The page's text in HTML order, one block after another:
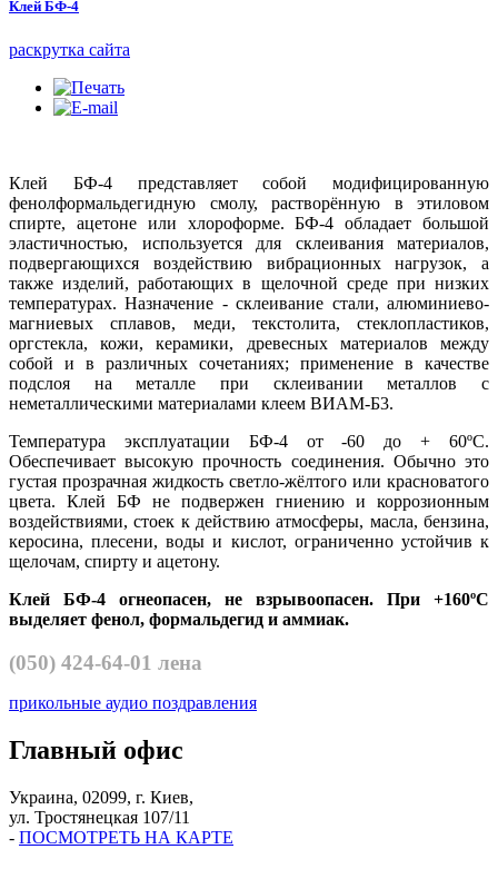
Клей БФ-4
раскрутка сайта
Клей БФ-4 представляет собой модифицированную
фенолформальдегидную смолу, растворённую в этиловом
спирте, ацетоне или хлороформе. БФ-4 обладает большой
эластичностью, используется для склеивания материалов,
подвергающихся воздействию вибрационных нагрузок, а
также изделий, работающих в щелочной среде при низких
температурах. Назначение - склеивание стали, алюминиево-
магниевых сплавов, меди, текстолита, стеклопластиков,
оргстекла, кожи, керамики, древесных материалов между
собой и в различных сочетаниях; применение в качестве
подслоя на металле при склеивании металлов с
неметаллическими материалами клеем ВИАМ-Б3.
Температура эксплуатации БФ-4 от -60 до + 60ºС.
Обеспечивает высокую прочность соединения. Обычно это
густая прозрачная жидкость светло-жёлтого или красноватого
цвета. Клей БФ не подвержен гниению и коррозионным
воздействиями, стоек к действию атмосферы, масла, бензина,
керосина, плесени, воды и кислот, ограниченно устойчив к
щелочам, спирту и ацетону.
Клей БФ-4 огнеопасен, не взрывоопасен. При +160ºС
выделяет фенол, формальдегид и аммиак.
(050) 424-64-01 лена
прикольные аудио поздравления
Главный офис
Украина, 02099, г. Киев,
ул. Тростянецкая 107/11
- ПОСМОТРЕТЬ НА КАРТЕ